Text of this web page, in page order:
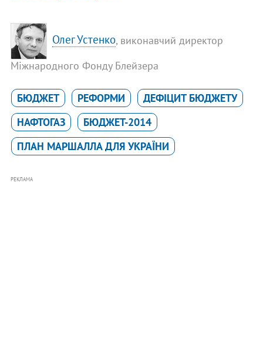
Олег Устенко, виконавчий директор
Міжнародного Фонду Блейзера
БЮДЖЕТ РЕФОРМИ
ДЕФІЦИТ БЮДЖЕТУ
НАФТОГАЗ
БЮДЖЕТ-2014
ПЛАН МАРШАЛЛА ДЛЯ УКРАЇНИ
РЕКЛАМА